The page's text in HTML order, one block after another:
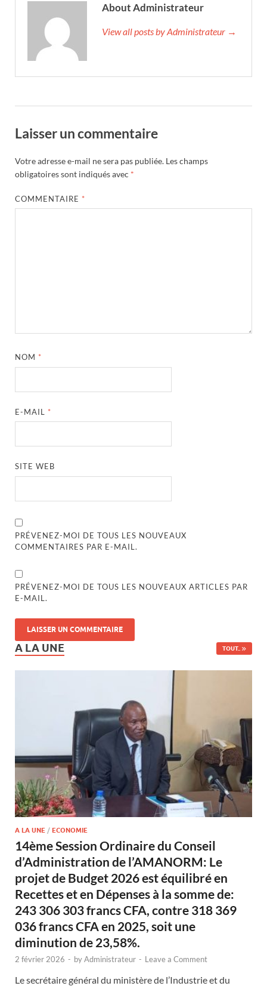
About Administrateur
View all posts by Administrateur →
Laisser un commentaire
Votre adresse e-mail ne sera pas publiée. Les champs
obligatoires sont indiqués avec *
COMMENTAIRE *
NOM *
E-MAIL *
SITE WEB
PRÉVENEZ-MOI DE TOUS LES NOUVEAUX
COMMENTAIRES PAR E-MAIL.
PRÉVENEZ-MOI DE TOUS LES NOUVEAUX ARTICLES PAR
E-MAIL.
A LA UNE TOUT..
A LA UNE / ECONOMIE
14ème Session Ordinaire du Conseil
d’Administration de l’AMANORM: Le
projet de Budget 2026 est équilibré en
Recettes et en Dépenses à la somme de:
243 306 303 francs CFA, contre 318 369
036 francs CFA en 2025, soit une
diminution de 23,58%.
2 février 2026 - byAdministrateur - Leave a Comment
Le secrétaire général du ministère de l’Industrie et du